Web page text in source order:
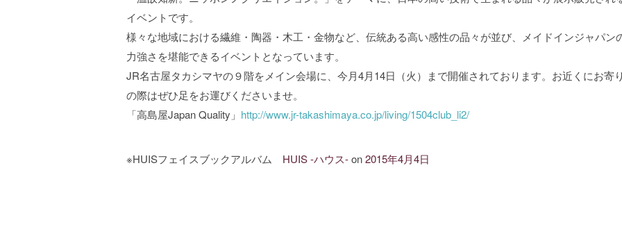
イベントです。
様々な地域における繊維・陶器・木工・金物など、伝統ある高い感性の品々が並び、メイドインジャパン
力強さを堪能できるイベントとなっています。
JR名古屋タカシマヤの９階をメイン会場に、今月4月14日（火）まで開催されております。お近くにお寄
の際はぜひ足をお運びくださいませ。
「高島屋Japan Quality」 http://www.jr-takashimaya.co.jp/living/1504club_li2/
※HUISフェイスブックアルバム HUIS -ハウス-on2015年4月4日